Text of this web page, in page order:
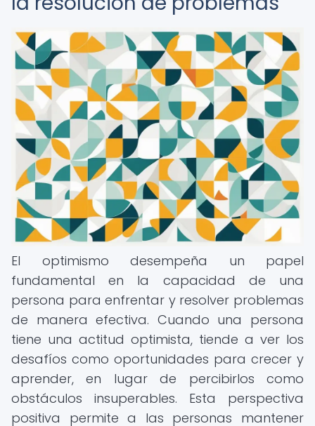
El optimismo desempeña un papel
fundamental en la capacidad de una
persona para enfrentar y resolver problemas
de manera efectiva. Cuando una persona
tiene una actitud optimista, tiende a ver los
desafíos como oportunidades para crecer y
aprender, en lugar de percibirlos como
obstáculos insuperables. Esta perspectiva
positiva permite a las personas mantener